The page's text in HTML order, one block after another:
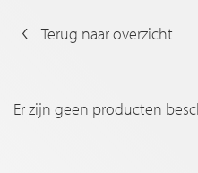
Terug naar overzicht
Er zijn geen producten